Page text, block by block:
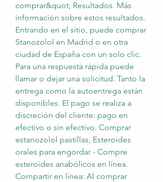
comprar&quot; Resultados. Más
información sobre estos resultados.
Entrando en el sitio, puede comprar
Stanozolol en Madrid o en otra
ciudad de España con un solo clic.
Para una respuesta rápida puede
llamar o dejar una solicitud. Tanto la
entrega como la autoentrega están
disponibles. El pago se realiza a
discreción del cliente: pago en
efectivo o sin efectivo. Comprar
estanozolol pastillas, Esteroides
orales para engordar - Compre
esteroides anabólicos en línea.
Compartir en línea: Al comprar